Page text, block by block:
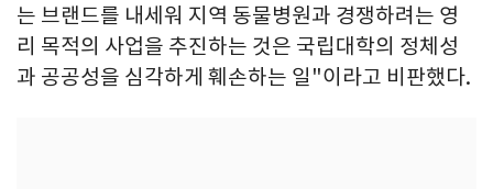
는 브랜드를 내세워 지역 동물병원과 경쟁하려는 영
리 목적의 사업을 추진하는 것은 국립대학의 정체성
과 공공성을 심각하게 훼손하는 일"이라고 비판했다.